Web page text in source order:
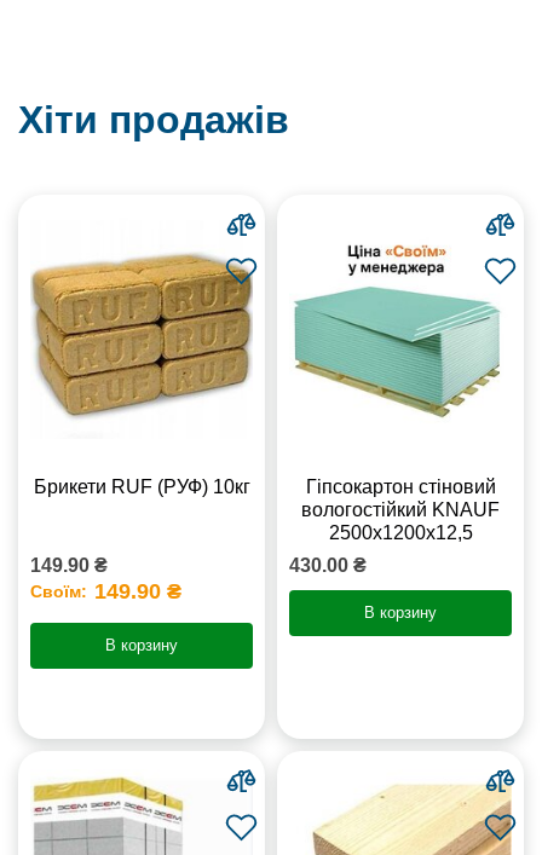
Хіти продажів
Брикети RUF (РУФ) 10кг
149.90 ₴
Своїм: 149.90 ₴
В корзину
Гіпсокартон стіновий
вологостійкий KNAUF
2500х1200х12,5
430.00 ₴
В корзину